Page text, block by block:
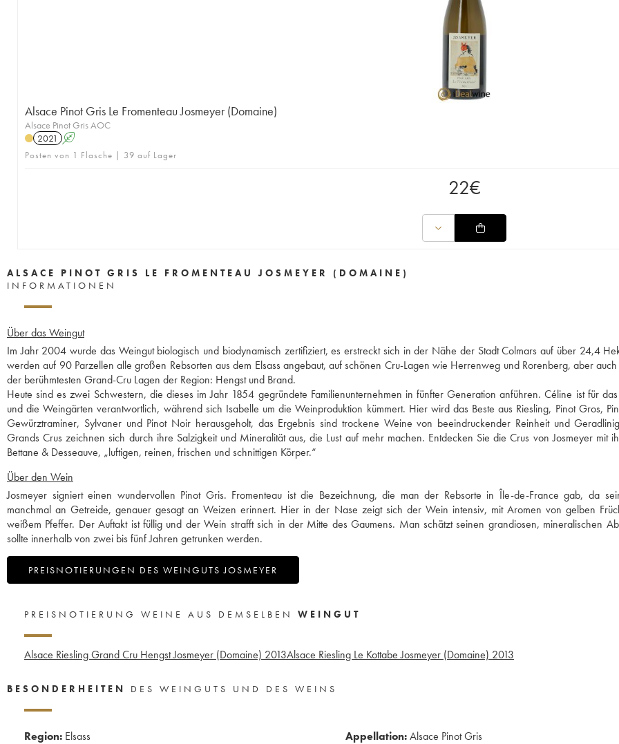
Alsace Pinot Gris Le Fromenteau Josmeyer (Domaine)
Alsace Pinot Gris AOC
2021
A
Posten von 1 Flasche | 39 auf Lager
22€
ALSACE PINOT GRIS LE FROMENTEAU JOSMEYER (DOMAINE)
INFORMATIONEN
Über das Weingut
Im Jahr 2004 wurde das Weingut biologisch und biodynamisch zertifiziert, es erstreckt sich in der Nähe der Stadt Colmars auf über 24,4
werden auf 90 Parzellen alle großen Rebsorten aus dem Elsass angebaut, auf schönen Cru-Lagen wie Herrenweg und Rorenberg, aber
der berühmtesten Grand-Cru Lagen der Region: Hengst und Brand.
Heute sind es zwei Schwestern, die dieses im Jahr 1854 gegründete Familienunternehmen in fünfter Generation anführen. Céline ist für
und die Weingärten verantwortlich, während sich Isabelle um die Weinproduktion kümmert. Hier wird das Beste aus Riesling, Pinot Gros,
Gewürztraminer, Sylvaner und Pinot Noir herausgeholt, das Ergebnis sind trockene Weine von beeindruckender Reinheit und
Grands Crus zeichnen sich durch ihre Salzigkeit und Mineralität aus, die Lust auf mehr machen. Entdecken Sie die Crus von Josmeyer mit
Bettane & Desseauve, „luftigen, reinen, frischen und schnittigen Körper.“
Über den Wein
Josmeyer signiert einen wundervollen Pinot Gris. Fromenteau ist die Bezeichnung, die man der Rebsorte in Île-de-France gab, da
manchmal an Getreide, genauer gesagt an Weizen erinnert. Hier in der Nase zeigt sich der Wein intensiv, mit Aromen von gelben
weißem Pfeffer. Der Auftakt ist füllig und der Wein strafft sich in der Mitte des Gaumens. Man schätzt seinen grandiosen, mineralischen
sollte innerhalb von zwei bis fünf Jahren getrunken werden.
PREISNOTIERUNGEN DES WEINGUTS JOSMEYER
PREISNOTIERUNG WEINE AUS DEMSELBEN WEINGUT
Alsace Riesling Grand Cru Hengst Josmeyer (Domaine) 2013Alsace Riesling Le Kottabe Josmeyer (Domaine) 2013
BESONDERHEITEN DES WEINGUTS UND DES WEINS
Region: Elsass
Appellation:Alsace Pinot Gris